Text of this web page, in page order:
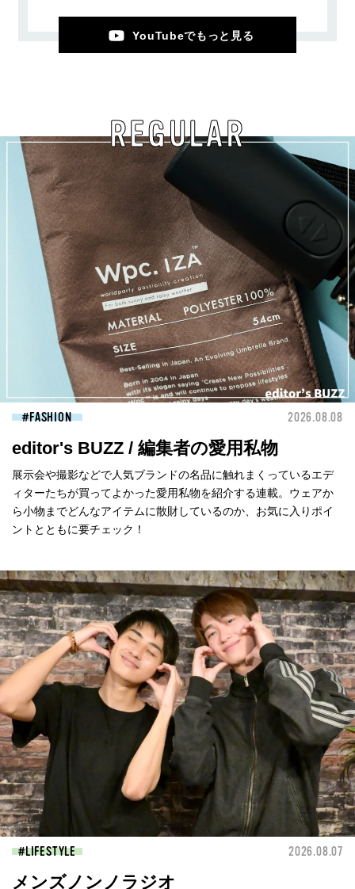
YouTubeでもっと見る
REGULAR
FASHION 2026.08.08
editor's BUZZ / 編集者の愛用私物
展示会や撮影などで人気ブランドの名品に触れまくっているエデ
ィターたちが買ってよかった愛用私物を紹介する連載。ウェアか
ら小物までどんなアイテムに散財しているのか、お気に入りポイ
ントとともに要チェック！
LIFESTYLE 2026.08.07
メンズノンノラジオ